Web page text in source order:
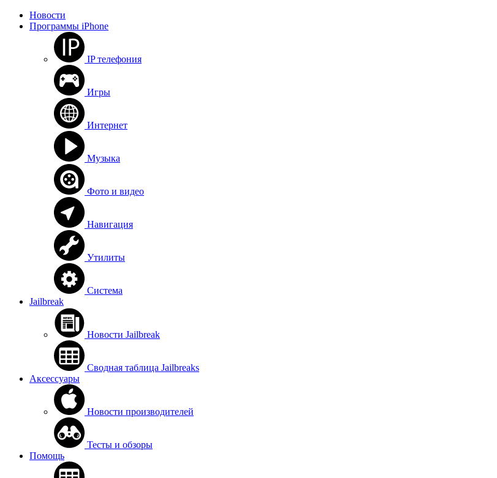
Новости
Программы iPhone
IP телефония
Игры
Интернет
Музыка
Фото и видео
Навигация
Утилиты
Система
Jailbreak
Новости Jailbreak
Сводная таблица Jailbreaks
Аксессуары
Новости производителей
Тесты и обзоры
Помощь